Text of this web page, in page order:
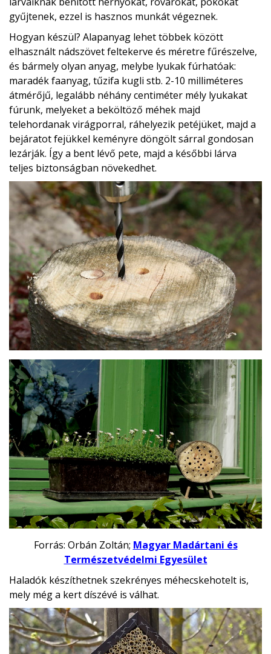
gyűjtenek, ezzel is hasznos munkát végeznek.
Hogyan készül? Alapanyag lehet többek között
elhasznált nádszövet feltekerve és méretre fűrészelve,
és bármely olyan anyag, melybe lyukak fúrhatóak:
maradék faanyag, tűzifa kugli stb. 2-10 milliméteres
átmérőjű, legalább néhány centiméter mély lyukakat
fúrunk, melyeket a beköltöző méhek majd
telehordanak virágporral, ráhelyezik petéjüket, majd a
bejáratot fejükkel keményre döngölt sárral gondosan
lezárják. Így a bent lévő pete, majd a későbbi lárva
teljes biztonságban növekedhet.
Forrás: Orbán Zoltán; Magyar Madártani és
Természetvédelmi Egyesület
Haladók készíthetnek szekrényes méhecskehotelt is,
mely még a kert díszévé is válhat.